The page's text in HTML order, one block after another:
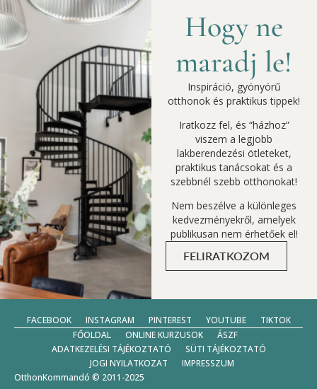
Hogy ne
maradj le!
Inspiráció, gyönyörű
otthonok és praktikus tippek!
Iratkozz fel, és “házhoz”
viszem a legjobb
lakberendezési ötleteket,
praktikus tanácsokat és a
szebbnél szebb otthonokat!
Nem beszélve a különleges
kedvezményekről, amelyek
publikusan nem érhetőek el!
FELIRATKOZOM
FACEBOOK INSTAGRAM PINTEREST YOUTUBE
TIKTOK
FŐOLDAL
ONLINE KURZUSOK
ÁSZF
ADATKEZELÉSI TÁJÉKOZTATÓ
SÜTI TÁJÉKOZTATÓ
JOGI NYILATKOZAT
IMPRESSZUM
OtthonKommandó © 2011-2025